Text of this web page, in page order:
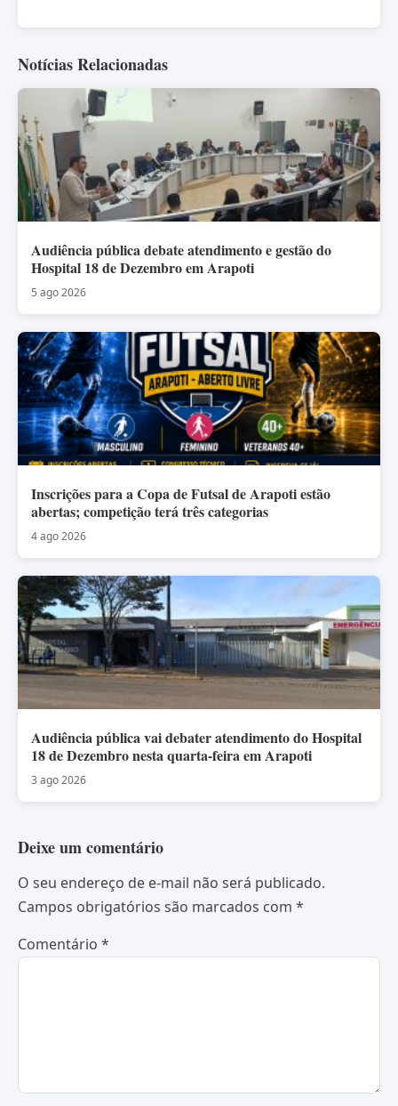
Notícias Relacionadas
Audiência pública debate atendimento e gestão do
Hospital 18 de Dezembro em Arapoti
5 ago 2026
Inscrições para a Copa de Futsal de Arapoti estão
abertas; competição terá três categorias
4 ago 2026
Audiência pública vai debater atendimento do Hospital
18 de Dezembro nesta quarta-feira em Arapoti
3 ago 2026
Deixe um comentário
O seu endereço de e-mail não será publicado.
Campos obrigatórios são marcados com *
Comentário *